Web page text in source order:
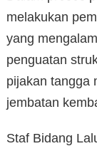
melakukan
yang
penguatan
pijakan tangga
jembatan
Staf Bidang